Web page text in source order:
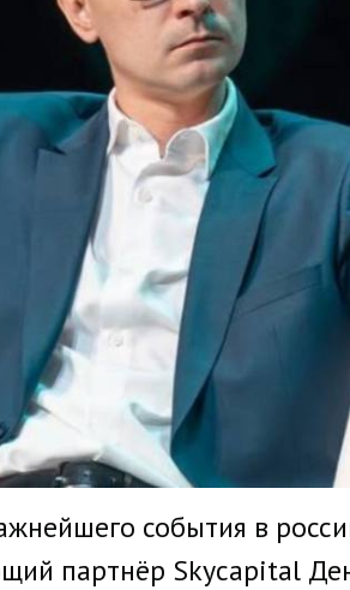
события в
партнёр Skycapital